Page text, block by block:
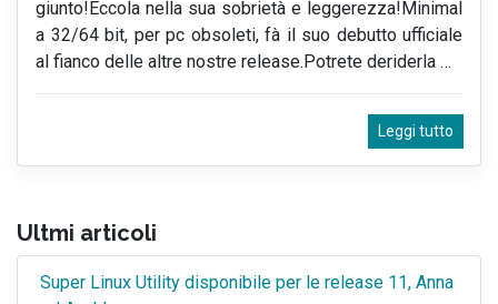
giunto!Eccola nella sua sobrietà e leggerezza!Minimal
a 32/64 bit, per pc obsoleti, fà il suo debutto ufficiale
al fianco delle altre nostre release.Potrete deriderla …
Leggi tutto
Ultmi articoli
Super Linux Utility disponibile per le release 11, Anna